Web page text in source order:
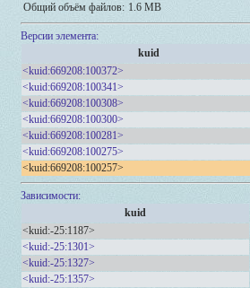
Общий объём файлов: 1.6 MB
Версии элемента:
kuid
<kuid:669208:100372>
<kuid:669208:100341>
<kuid:669208:100308>
<kuid:669208:100300>
<kuid:669208:100281>
<kuid:669208:100275>
<kuid:669208:100257>
Зависимости:
kuid
<kuid:-25:1187>
<kuid:-25:1301>
<kuid:-25:1327>
<kuid:-25:1357>